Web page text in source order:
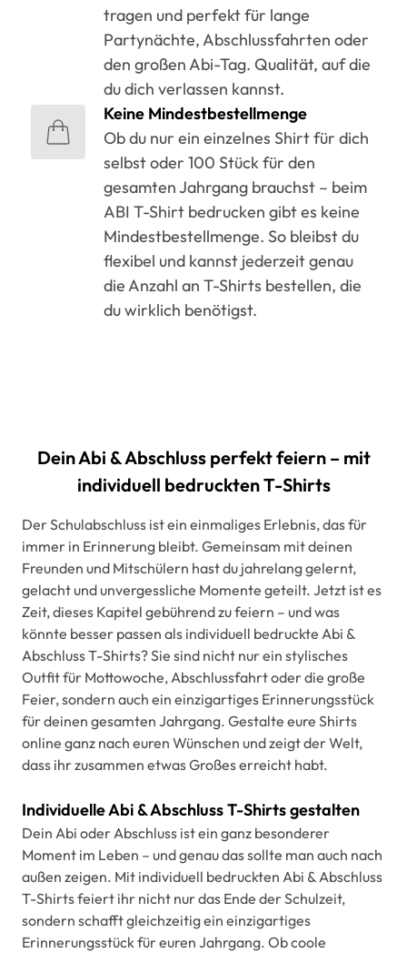
tragen und perfekt für lange
Partynächte, Abschlussfahrten oder
den großen Abi-Tag. Qualität, auf die
du dich verlassen kannst.
Keine Mindestbestellmenge
Ob du nur ein einzelnes Shirt für dich
selbst oder 100 Stück für den
gesamten Jahrgang brauchst – beim
ABI T-Shirt bedrucken gibt es keine
Mindestbestellmenge. So bleibst du
flexibel und kannst jederzeit genau
die Anzahl an T-Shirts bestellen, die
du wirklich benötigst.
Dein Abi & Abschluss perfekt feiern – mit
individuell bedruckten T-Shirts
Der Schulabschluss ist ein einmaliges Erlebnis, das für
immer in Erinnerung bleibt. Gemeinsam mit deinen
Freunden und Mitschülern hast du jahrelang gelernt,
gelacht und unvergessliche Momente geteilt. Jetzt ist es
Zeit, dieses Kapitel gebührend zu feiern – und was
könnte besser passen als individuell bedruckte Abi &
Abschluss T-Shirts? Sie sind nicht nur ein stylisches
Outfit für Mottowoche, Abschlussfahrt oder die große
Feier, sondern auch ein einzigartiges Erinnerungsstück
für deinen gesamten Jahrgang. Gestalte eure Shirts
online ganz nach euren Wünschen und zeigt der Welt,
dass ihr zusammen etwas Großes erreicht habt.
Individuelle Abi & Abschluss T-Shirts gestalten
Dein Abi oder Abschluss ist ein ganz besonderer
Moment im Leben – und genau das sollte man auch nach
außen zeigen. Mit individuell bedruckten Abi & Abschluss
T-Shirts feiert ihr nicht nur das Ende der Schulzeit,
sondern schafft gleichzeitig ein einzigartiges
Erinnerungsstück für euren Jahrgang. Ob coole